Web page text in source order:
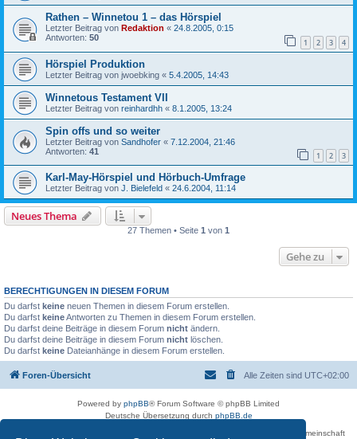
Rathen – Winnetou 1 – das Hörspiel
Letzter Beitrag von Redaktion « 24.8.2005, 0:15
Antworten: 50 1 2 3 4
Hörspiel Produktion
Letzter Beitrag von jwoebking « 5.4.2005, 14:43
Winnetous Testament VII
Letzter Beitrag von reinhardhh « 8.1.2005, 13:24
Spin offs und so weiter
Letzter Beitrag von Sandhofer « 7.12.2004, 21:46
Antworten: 41 1 2 3
Karl-May-Hörspiel und Hörbuch-Umfrage
Letzter Beitrag von J. Bielefeld « 24.6.2004, 11:14
Neues Thema
27 Themen • Seite 1 von 1
Gehe zu
BERECHTIGUNGEN IN DIESEM FORUM
Du darfst keine neuen Themen in diesem Forum erstellen.
Du darfst keineAntworten zu Themen in diesem Forum erstellen.
Du darfst deine Beiträge in diesem Forum nicht ändern.
Du darfst deine Beiträge in diesem Forum nicht löschen.
Du darfst keine Dateianhänge in diesem Forum erstellen.
Foren-Übersicht Alle Zeiten sind UTC+02:00
Powered by phpBB® Forum Software © phpBB Limited
Deutsche Übersetzung durch phpBB.de
Betreiber des Forums für die Karl-May-Vereinigung – Arbeits- und Forschungsgemeinschaft